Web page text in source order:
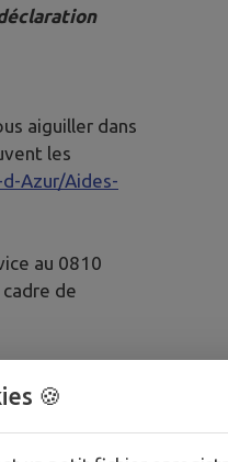
aiguiller dans
les
Azur/Aides-
au 0810
de
habitat,
et-
🍪